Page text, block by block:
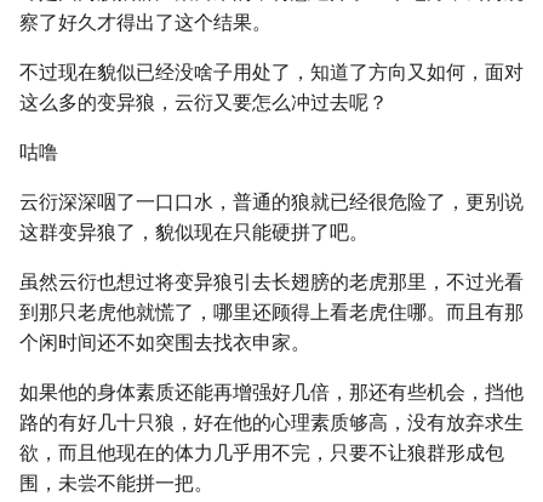
察了好久才得出了这个结果。
不过现在貌似已经没啥子用处了，知道了方向又如何，面对
这么多的变异狼，云衍又要怎么冲过去呢？
咕噜
云衍深深咽了一口口水，普通的狼就已经很危险了，更别说
这群变异狼了，貌似现在只能硬拼了吧。
虽然云衍也想过将变异狼引去长翅膀的老虎那里，不过光看
到那只老虎他就慌了，哪里还顾得上看老虎住哪。而且有那
个闲时间还不如突围去找衣申家。
如果他的身体素质还能再增强好几倍，那还有些机会，挡他
路的有好几十只狼，好在他的心理素质够高，没有放弃求生
欲，而且他现在的体力几乎用不完，只要不让狼群形成包
围，未尝不能拼一把。